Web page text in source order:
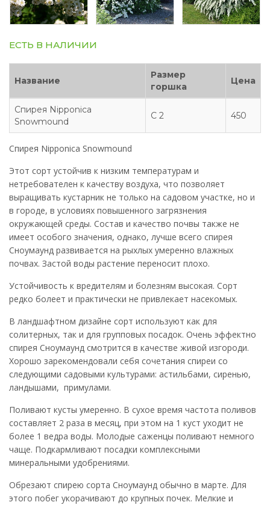
ЕСТЬ В НАЛИЧИИ
Название
Размер
горшка
Цена
Спирея Nipponica
Snowmound
С 2 450
Спирея Nipponica Snowmound
Этот сорт устойчив к низким температурам и
нетребователен к качеству воздуха, что позволяет
выращивать кустарник не только на садовом участке, но и
в городе, в условиях повышенного загрязнения
окружающей среды. Состав и качество почвы также не
имеет особого значения, однако, лучше всего спирея
Сноумаунд развивается на рыхлых умеренно влажных
почвах. Застой воды растение переносит плохо.
Устойчивость к вредителям и болезням высокая. Сорт
редко болеет и практически не привлекает насекомых.
В ландшафтном дизайне сорт используют как для
солитерных, так и для групповых посадок. Очень эффектно
спирея Сноумаунд смотрится в качестве живой изгороди.
Хорошо зарекомендовали себя сочетания спиреи со
следующими садовыми культурами: астильбами, сиренью,
ландышами, примулами.
Поливают кусты умеренно. В сухое время частота поливов
составляет 2 раза в месяц, при этом на 1 куст уходит не
более 1 ведра воды. Молодые саженцы поливают немного
чаще. Подкармливают посадки комплексными
минеральными удобрениями.
Обрезают спирею сорта Сноумаунд обычно в марте. Для
этого побег укорачивают до крупных почек. Мелкие и